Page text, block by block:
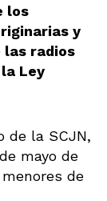
los
y
las radios
Ley
de la SCJN,
mayo de
de